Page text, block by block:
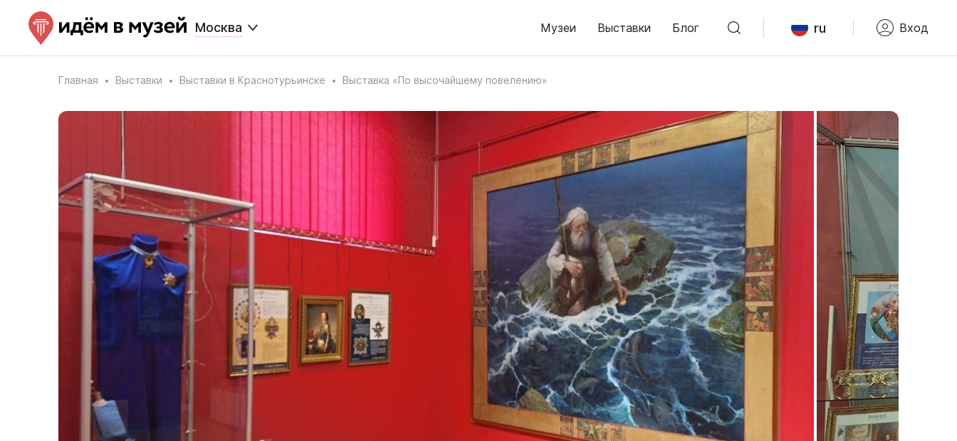
Москва Музеи Выставки Блог ru Вход
Главная Выставки Выставки в Краснотурьинске Выставка «По высочайшему повелению»